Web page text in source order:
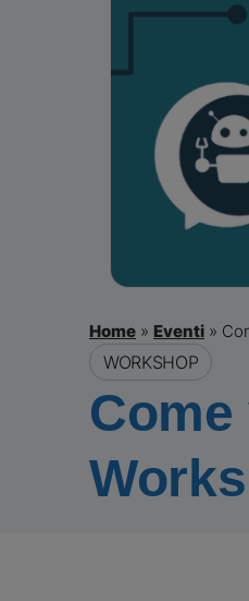
Home » Eventi »
WORKSHOP